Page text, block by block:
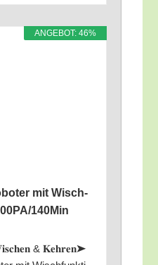
ANGE­BOT: 46%
mit Wisch­
​140Min
& 𝐊𝐞𝐡𝐫𝐞𝐧➤